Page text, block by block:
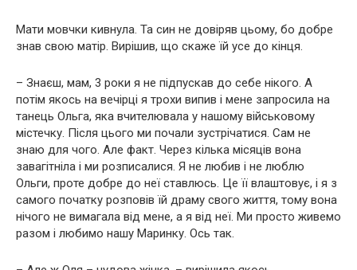
Мати мовчки кивнула. Та син не довіряв цьому, бо добре
знав свою матір. Вирішив, що скаже їй усе до кінця.
– Знаєш, мам, 3 роки я не підпускав до себе нікого. А
потім якось на вечірці я трохи випив і мене запросила на
танець Ольга, яка вчителювала у нашому військовому
містечку. Після цього ми почали зустрічатися. Сам не
знаю для чого. Але факт. Через кілька місяців вона
завагітніла і ми розписалися. Я не любив і не люблю
Ольги, проте добре до неї ставлюсь. Це її влаштовує, і я з
самого початку розповів їй драму свого життя, тому вона
нічого не вимагала від мене, а я від неї. Ми просто живемо
разом і любимо нашу Маринку. Ось так.